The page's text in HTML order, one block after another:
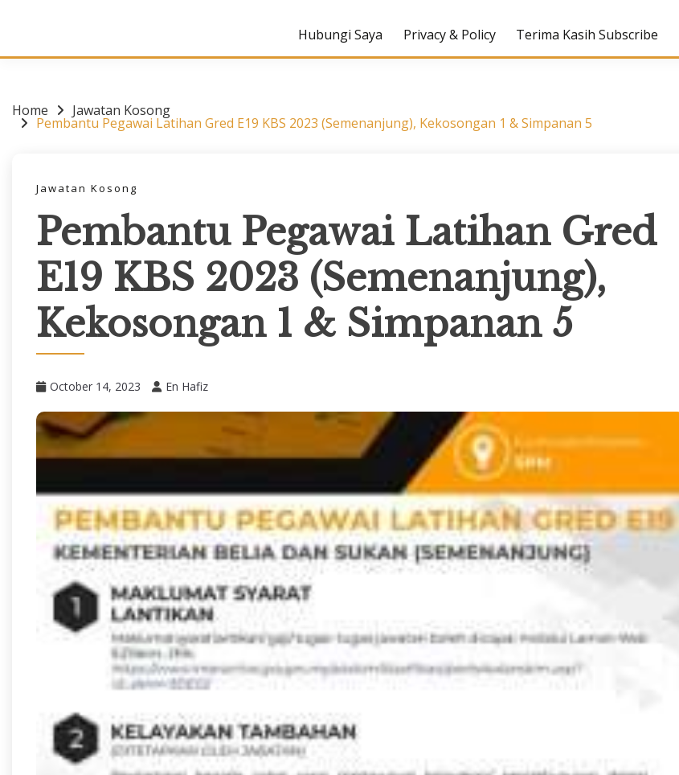
Hubungi Saya Privacy & Policy Terima Kasih Subscribe
Home Jawatan Kosong
Pembantu Pegawai Latihan Gred E19 KBS 2023 (Semenanjung), Kekosongan 1 & Simpanan 5
Jawatan Kosong
Pembantu Pegawai Latihan Gred
E19 KBS 2023 (Semenanjung),
Kekosongan 1 & Simpanan 5
October 14, 2023 En Hafiz